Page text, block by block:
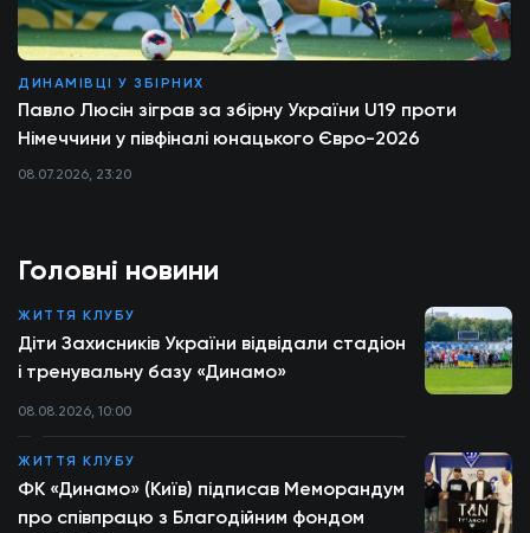
Головні новини
ЖИТТЯ КЛУБУ
Діти Захисників України відвідали стадіон
і тренувальну базу «Динамо»
08.08.2026, 10:00
ЖИТТЯ КЛУБУ
ФК «Динамо» (Київ) підписав Меморандум
про співпрацю з Благодійним фондом
ДИНАМІВЦІ У ЗБІРНИХ
Павло Люсін зіграв за збірну України U19 проти
Німеччини у півфіналі юнацького Євро-2026
08.07.2026, 23:20